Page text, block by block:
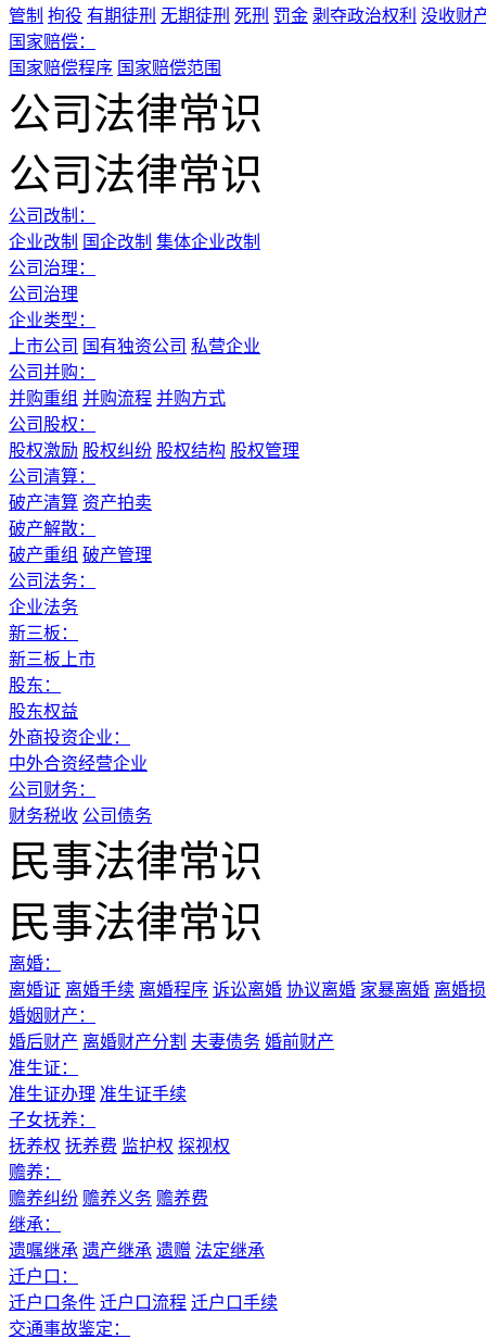
管制 拘役 有期徒刑 无期徒刑 死刑 罚金 剥夺政治权利 没收财
国家赔偿：
国家赔偿程序 国家赔偿范围
公司法律常识
公司法律常识
公司改制：
企业改制
国企改制 集体企业改制
公司治理：
公司治理
企业类型：
上市公司 国有独资公司 私营企业
公司并购：
并购重组 并购流程 并购方式
公司股权：
股权激励 股权纠纷 股权结构 股权管理
公司清算：
破产清算 资产拍卖
破产解散：
破产重组 破产管理
公司法务：
企业法务
新三板：
新三板上市
股东：
股东权益
外商投资企业：
中外合资经营企业
公司财务：
财务税收 公司债务
民事法律常识
民事法律常识
离婚：
离婚证 离婚手续 离婚程序 诉讼离婚 协议离婚 家暴离婚 离婚
婚姻财产：
婚后财产 离婚财产分割 夫妻债务 婚前财产
准生证：
准生证办理 准生证手续
子女抚养：
抚养权 抚养费 监护权 探视权
赡养：
赡养纠纷 赡养义务 赡养费
继承：
遗嘱继承 遗产继承 遗赠 法定继承
迁户口：
迁户口条件 迁户口流程 迁户口手续
交通事故鉴定：